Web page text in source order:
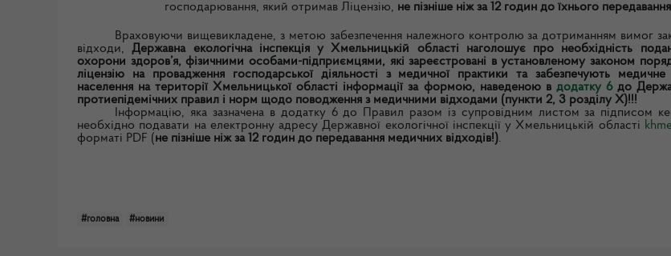
господарювання, який отримав Ліцензію, не пізніше ніж за 12 годин до їхнього передавання
Враховуючи вищевикладене, з метою забезпечення належного контролю за дотриманням вимог
відходи,Державна екологічна інспекція у Хмельницькій області наголошує про необхідність
охорони здоров’я, фізичними особами-підприємцями, які зареєстровані в установленому законом
ліцензію на провадження господарської діяльності з медичної практики та забезпечують медичне
населення на території Хмельницької області інформації за формою, наведеною в додатку 6до
протиепідемічних правил і норм щодо поводження з медичними відходами (пункти 2, 3 розділу X)!!!
Інформацію, яка зазначена в додатку 6 до Правил разом із супровідним листом за підписом
необхідно подавати на електронну адресу Державної екологічної інспекції у Хмельницькій області
форматі PDF (не пізніше ніж за 12 годин до передавання медичних відходів!).
#головна #новини